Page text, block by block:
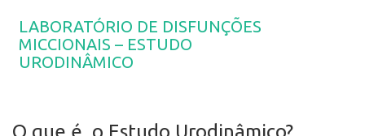
LABORATÓRIO DE DISFUNÇÕES
MICCIONAIS – ESTUDO
URODINÂMICO